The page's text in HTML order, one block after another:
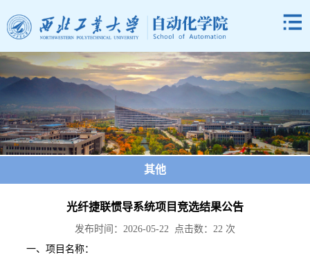
其他
光纤捷联惯导系统项目竞选结果公告
发布时间：2026-05-22 点击数： 22 次
一、项目名称：